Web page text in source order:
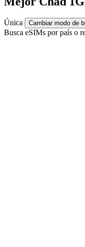
Única Cambiar modo de
Busca eSIMs por país o